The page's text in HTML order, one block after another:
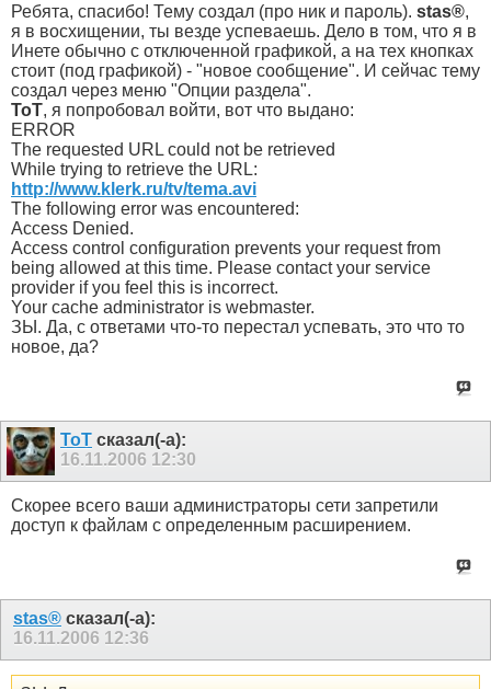
Ребята, спасибо! Тему создал (про ник и пароль). stas®,
я в восхищении, ты везде успеваешь. Дело в том, что я в
Инете обычно с отключенной графикой, а на тех кнопках
стоит (под графикой) - "новое сообщение". И сейчас тему
создал через меню "Опции раздела".
ToT, я попробовал войти, вот что выдано:
ERROR
The requested URL could not be retrieved
While trying to retrieve the URL:
http://www.klerk.ru/tv/tema.avi
The following error was encountered:
Access Denied.
Access control configuration prevents your request from
being allowed at this time. Please contact your service
provider if you feel this is incorrect.
Your cache administrator is webmaster.
ЗЫ. Да, с ответами что-то перестал успевать, это что то
новое, да?
ToT сказал(-а):
16.11.2006 12:30
Скорее всего ваши администраторы сети запретили
доступ к файлам с определенным расширением.
stas® сказал(-а):
16.11.2006 12:36